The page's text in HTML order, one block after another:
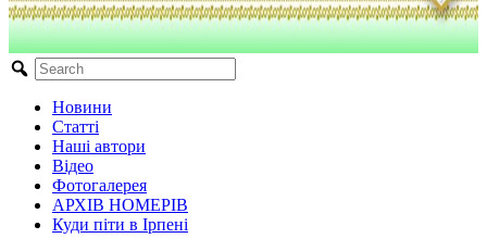
Новини
Статті
Наші автори
Відео
Фотогалерея
АРХІВ НОМЕРІВ
Куди піти в Ірпені